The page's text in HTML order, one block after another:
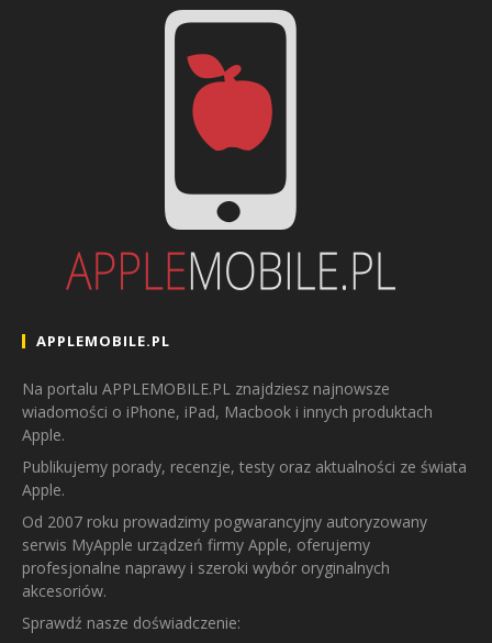
APPLEMOBILE.PL
Na portalu APPLEMOBILE.PL znajdziesz najnowsze
wiadomości o iPhone, iPad, Macbook i innych produktach
Apple.
Publikujemy porady, recenzje, testy oraz aktualności ze świata
Apple.
Od 2007 roku prowadzimy pogwarancyjny autoryzowany
serwis MyApple urządzeń firmy Apple, oferujemy
profesjonalne naprawy i szeroki wybór oryginalnych
akcesoriów.
Sprawdź nasze doświadczenie: